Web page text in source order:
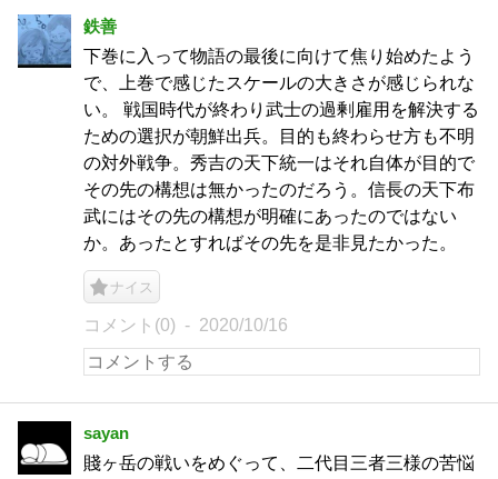
鉄善
下巻に入って物語の最後に向けて焦り始めたよう
で、上巻で感じたスケールの大きさが感じられな
い。 戦国時代が終わり武士の過剰雇用を解決する
ための選択が朝鮮出兵。目的も終わらせ方も不明
の対外戦争。秀吉の天下統一はそれ自体が目的で
その先の構想は無かったのだろう。信長の天下布
武にはその先の構想が明確にあったのではない
か。あったとすればその先を是非見たかった。
ナイス
コメント(0) 2020/10/16
sayan
賤ヶ岳の戦いをめぐって、二代目三者三様の苦悩